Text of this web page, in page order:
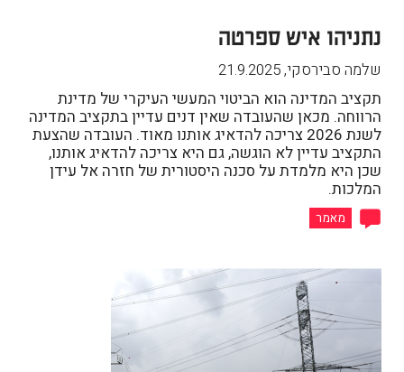
נתניהו איש ספרטה
שלמה סבירסקי,
21.9.2025
תקציב המדינה הוא הביטוי המעשי העיקרי של מדינת
הרווחה. מכאן שהעובדה שאין דנים עדיין בתקציב המדינה
לשנת 2026 צריכה להדאיג אותנו מאוד. העובדה שהצעת
התקציב עדיין לא הוגשה, גם היא צריכה להדאיג אותנו,
שכן היא מלמדת על סכנה היסטורית של חזרה אל עידן
המלכות.
מאמר